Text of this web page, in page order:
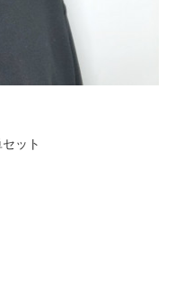
ット